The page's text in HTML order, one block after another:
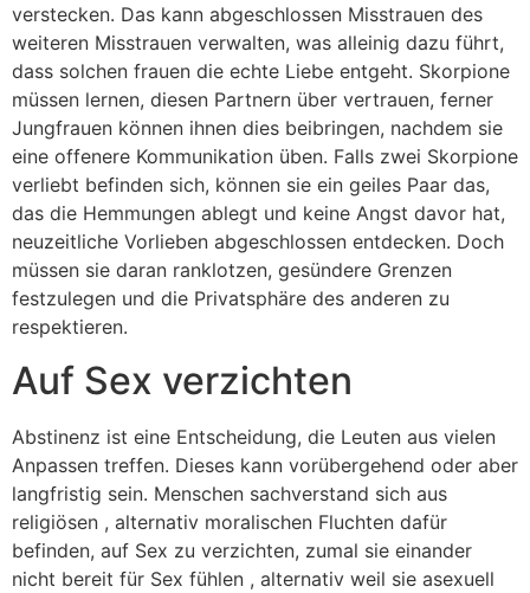
verstecken. Das kann abgeschlossen Misstrauen des
weiteren Misstrauen verwalten, was alleinig dazu führt,
dass solchen frauen die echte Liebe entgeht. Skorpione
müssen lernen, diesen Partnern über vertrauen, ferner
Jungfrauen können ihnen dies beibringen, nachdem sie
eine offenere Kommunikation üben. Falls zwei Skorpione
verliebt befinden sich, können sie ein geiles Paar das,
das die Hemmungen ablegt und keine Angst davor hat,
neuzeitliche Vorlieben abgeschlossen entdecken. Doch
müssen sie daran ranklotzen, gesündere Grenzen
festzulegen und die Privatsphäre des anderen zu
respektieren.
Auf Sex verzichten
Abstinenz ist eine Entscheidung, die Leuten aus vielen
Anpassen treffen. Dieses kann vorübergehend oder aber
langfristig sein. Menschen sachverstand sich aus
religiösen , alternativ moralischen Fluchten dafür
befinden, auf Sex zu verzichten, zumal sie einander
nicht bereit für Sex fühlen , alternativ weil sie asexuell